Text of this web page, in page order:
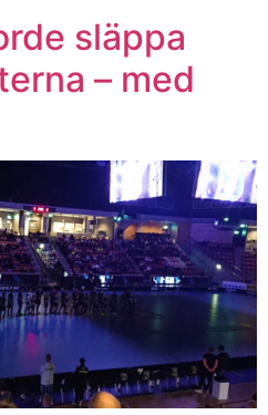
släppa
– med